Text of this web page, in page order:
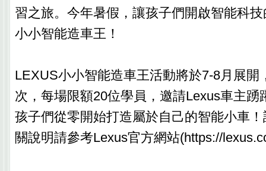
習之旅。今年暑假，讓孩子們開啟智能科
小小智能造車王！
LEXUS小小智能造車王活動將於7-8月展開
次，每場限額20位學員，邀請Lexus車主踴
孩子們從零開始打造屬於自己的智能小車
關說明請參考Lexus官方網站(https://